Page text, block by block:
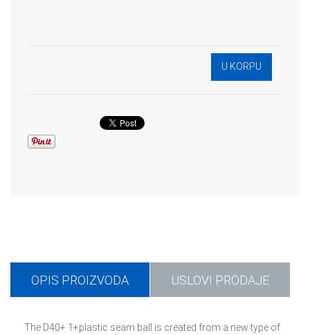
OPIS PROIZVODA USLOVI PRODAJE
The D40+ 1+plastic seam ball is created from a new type of